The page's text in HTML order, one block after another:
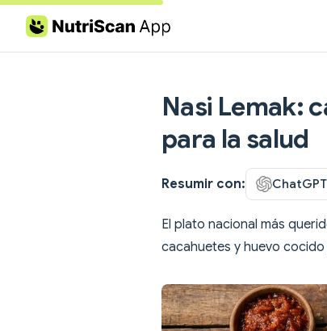
Skip to content
Nasi Lemak:
para la salud
Resumir con: ChatGPT
El plato nacional más
cacahuetes y huevo